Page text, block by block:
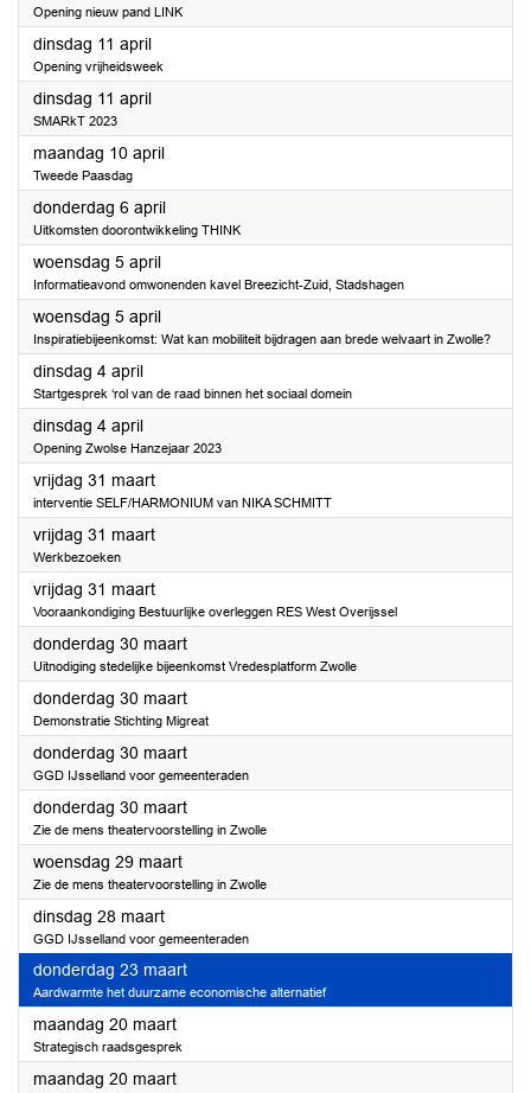
Opening nieuw pand LINK
dinsdag 11 april2023
Opening vrijheidsweek
dinsdag 11 april2023
SMARkT 2023
maandag 10 april2023
Tweede Paasdag
donderdag 6 april2023
Uitkomsten doorontwikkeling THINK
woensdag 5 april2023
Informatieavond omwonenden kavel Breezicht-Zuid, Stadshagen
woensdag 5 april2023
Inspiratiebijeenkomst: Wat kan mobiliteit bijdragen aan brede welvaart in Zwolle?
dinsdag 4 april2023
Startgesprek ‘rol van de raad binnen het sociaal domein
dinsdag 4 april2023
Opening Zwolse Hanzejaar 2023
vrijdag 31 maart2023
interventie SELF/HARMONIUM van NIKA SCHMITT
vrijdag 31 maart2023
Werkbezoeken
vrijdag 31 maart2023
Vooraankondiging Bestuurlijke overleggen RES West Overijssel
donderdag 30 maart2023
Uitnodiging stedelijke bijeenkomst Vredesplatform Zwolle
donderdag 30 maart2023
Demonstratie Stichting Migreat
donderdag 30 maart2023
GGD IJsselland voor gemeenteraden
donderdag 30 maart2023
Zie de mens theatervoorstelling in Zwolle
woensdag 29 maart2023
Zie de mens theatervoorstelling in Zwolle
dinsdag 28 maart2023
GGD IJsselland voor gemeenteraden
donderdag 23 maart2023
Aardwarmte het duurzame economische alternatief
maandag 20 maart2023
Strategisch raadsgesprek
maandag 20 maart2023